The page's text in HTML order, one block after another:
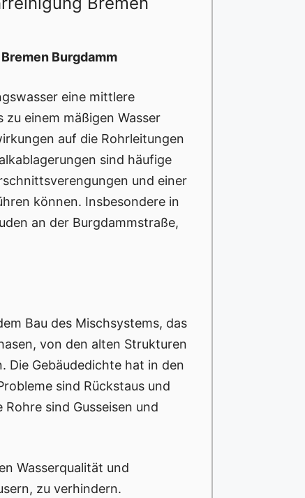
Burgdamm
eine mittlere
einem mäßigen Wasser
auf die Rohrleitungen
sind häufige
und einer
können. Insbesondere in
an der Burgdammstraße,
Bau des Mischsystems, das
von den alten Strukturen
Die Gebäudedichte hat in den
sind Rückstaus und
sind Gusseisen und
Wasserqualität und
zu verhindern.